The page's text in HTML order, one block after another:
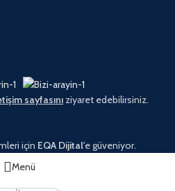
sayfasını ziyaret edebilirsiniz.
için EQA Dijital'e güveniyor.
Menü